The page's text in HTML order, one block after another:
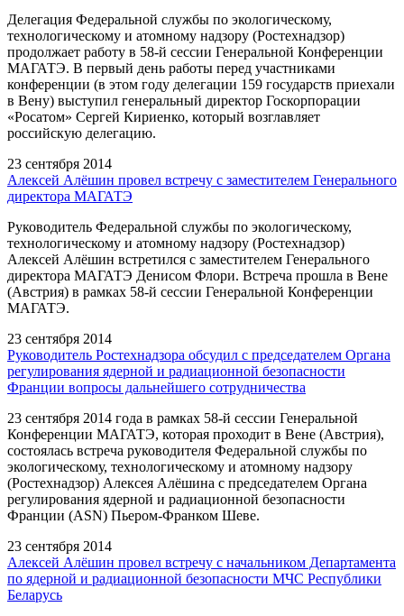
Делегация Федеральной службы по экологическому,
технологическому и атомному надзору (Ростехнадзор)
продолжает работу в 58-й сессии Генеральной Конференции
МАГАТЭ. В первый день работы перед участниками
конференции (в этом году делегации 159 государств приехали
в Вену) выступил генеральный директор Госкорпорации
«Росатом» Сергей Кириенко, который возглавляет
российскую делегацию.
23 сентября 2014
Алексей Алёшин провел встречу с заместителем Генерального
директора МАГАТЭ
Руководитель Федеральной службы по экологическому,
технологическому и атомному надзору (Ростехнадзор)
Алексей Алёшин встретился с заместителем Генерального
директора МАГАТЭ Денисом Флори. Встреча прошла в Вене
(Австрия) в рамках 58-й сессии Генеральной Конференции
МАГАТЭ.
23 сентября 2014
Руководитель Ростехнадзора обсудил с председателем Органа
регулирования ядерной и радиационной безопасности
Франции вопросы дальнейшего сотрудничества
23 сентября 2014 года в рамках 58-й сессии Генеральной
Конференции МАГАТЭ, которая проходит в Вене (Австрия),
состоялась встреча руководителя Федеральной службы по
экологическому, технологическому и атомному надзору
(Ростехнадзор) Алексея Алёшина с председателем Органа
регулирования ядерной и радиационной безопасности
Франции (ASN) Пьером-Франком Шеве.
23 сентября 2014
Алексей Алёшин провел встречу с начальником Департамента
по ядерной и радиационной безопасности МЧС Республики
Беларусь